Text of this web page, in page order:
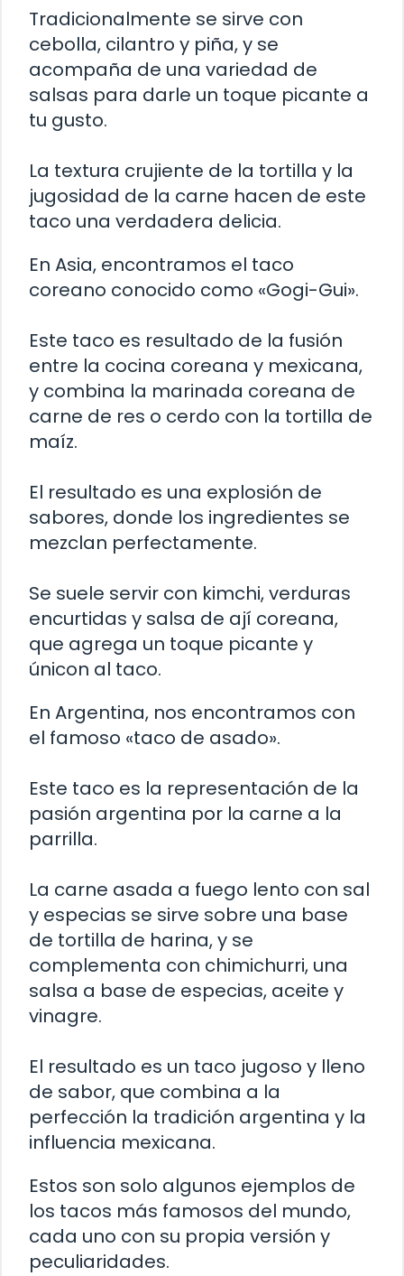
Tradicionalmente se sirve con
cebolla, cilantro y piña, y se
acompaña de una variedad de
salsas para darle un toque picante a
tu gusto.
La textura crujiente de la tortilla y la
jugosidad de la carne hacen de este
taco una verdadera delicia.
En Asia, encontramos el taco
coreano conocido como «Gogi-Gui».
Este taco es resultado de la fusión
entre la cocina coreana y mexicana,
y combina la marinada coreana de
carne de res o cerdo con la tortilla de
maíz.
El resultado es una explosión de
sabores, donde los ingredientes se
mezclan perfectamente.
Se suele servir con kimchi, verduras
encurtidas y salsa de ají coreana,
que agrega un toque picante y
únicon al taco.
En Argentina, nos encontramos con
el famoso «taco de asado».
Este taco es la representación de la
pasión argentina por la carne a la
parrilla.
La carne asada a fuego lento con sal
y especias se sirve sobre una base
de tortilla de harina, y se
complementa con chimichurri, una
salsa a base de especias, aceite y
vinagre.
El resultado es un taco jugoso y lleno
de sabor, que combina a la
perfección la tradición argentina y la
influencia mexicana.
Estos son solo algunos ejemplos de
los tacos más famosos del mundo,
cada uno con su propia versión y
peculiaridades.